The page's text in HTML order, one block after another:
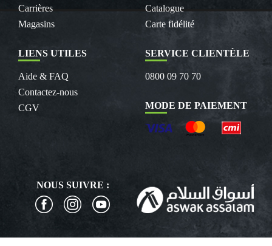
Carrières
Magasins
Catalogue
Carte fidélité
LIENS UTILES
Aide & FAQ
Contactez-nous
CGV
SERVICE CLIENTÈLE
0800 09 70 70
MODE DE PAIEMENT
NOUS SUIVRE :